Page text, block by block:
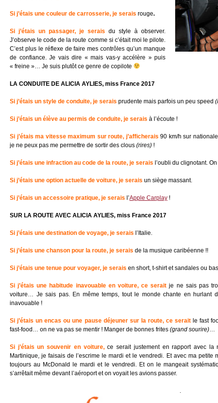
Si j’étais une couleur de carrosserie, je serais rouge.
Si j’étais un passager, je serais du style à observer.
J’observe le code de la route comme si c’était moi le pilote.
C’est plus le réflexe de faire mes contrôles qu’un manque
de confiance. Je vais dire « mais vas-y accélère » puis
« freine »… Je suis plutôt ce genre de copilote
LA CONDUITE DE ALICIA AYLIES, miss France 2017
Si j’étais un style de conduite, je serais prudente mais parfois un peu speed
Si j’étais un élève au permis de conduite, je serais à l’écoute !
Si j’étais ma vitesse maximum sur route, j’afficherais 90 km/h sur
je ne peux pas me permettre de sortir des clous (rires) !
Si j’étais une infraction au code de la route, je serais l’oubli du clignotant.
Si j’étais une option actuelle de voiture, je serais un siège massant.
Si j’étais un accessoire pratique, je serais l’Apple Carplay !
SUR LA ROUTE AVEC ALICIA AYLIES, miss France 2017
Si j’étais une destination de voyage, je serais l’Italie.
Si j’étais une chanson pour la route, je serais de la musique caribéenne !!
Si j’étais une tenue pour voyager, je serais en short, t-shirt et sandales ou
Si j’étais une habitude inavouable en voiture, ce serait je ne sais pas
voiture… Je sais pas. En même temps, tout le monde chante en hurlant
inavouable !
Si j’étais un encas ou une pause déjeuner sur la route, ce serait le fast
fast-food… on ne va pas se mentir ! Manger de bonnes frites (grand sourire)…
Si j’étais un souvenir en voiture,ce serait justement en rapport avec la
Martinique, je faisais de l’escrime le mardi et le vendredi. Et avec ma petite
toujours au McDonald le mardi et le vendredi. Et on le mangeait
s’arrêtait même devant l’aéroport et on voyait les avions passer.
.